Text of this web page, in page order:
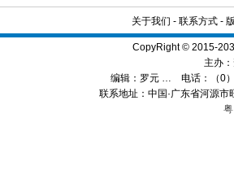
关于我们 - 联系方式-
CopyRight © 2015-
主办：
编辑： 罗元 … 电话：（0
联系地址：中国·广东省河源